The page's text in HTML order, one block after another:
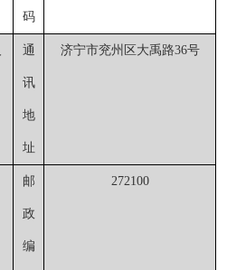
码
通
讯
地
址
济宁市兖州区大禹路36号
邮
政
编
272100